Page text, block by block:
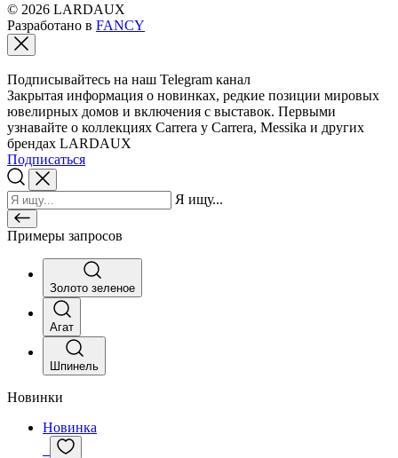
© 2026 LARDAUX
Разработано в FANCY
Подписывайтесь на наш Telegram канал
Закрытая информация о новинках, редкие позиции мировых
ювелирных домов и включения с выставок. Первыми
узнавайте о коллекциях Carrera y Carrera, Messika и других
брендах LARDAUX
Подписаться
Я ищу...
Примеры запросов
Золото зеленое
Агат
Шпинель
Новинки
Новинка